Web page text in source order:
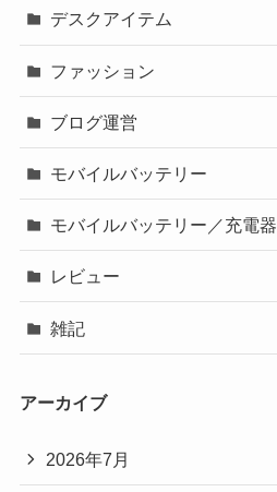
デスクアイテム
ファッション
ブログ運営
モバイルバッテリー
モバイルバッテリー／充電器
レビュー
雑記
アーカイブ
2026年7月